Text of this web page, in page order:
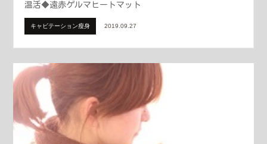
温活◆遠赤ゲルマヒートマット
キャビテーション瘦身 2019.09.27